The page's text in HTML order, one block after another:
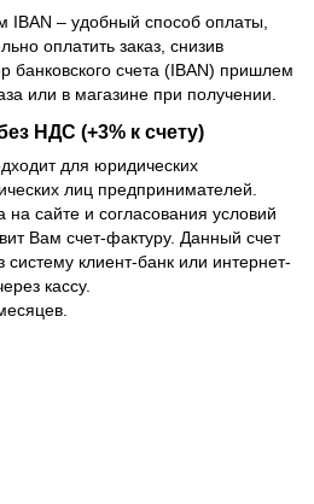
IBAN – удобный способ оплаты,
оплатить заказ, снизив
банковского счета (IBAN) пришлем
или в магазине при получении.
НДС (+3% к счету)
для юридических
лиц предпринимателей.
сайте и согласования условий
Вам счет-фактуру. Данный счет
клиент-банк или интернет-
кассу.